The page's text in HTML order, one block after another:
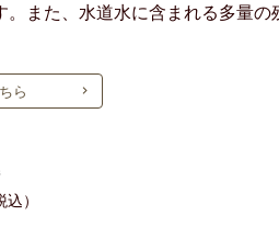
。また、水道水に含まれる多量
ら
）